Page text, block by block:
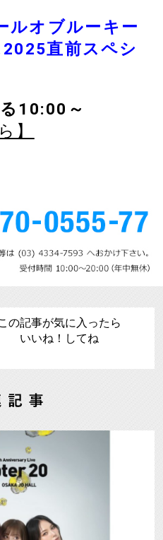
ルオブルーキー
直前スペシ
10:00～
】
の記事が気に入ったら
いいね！してね